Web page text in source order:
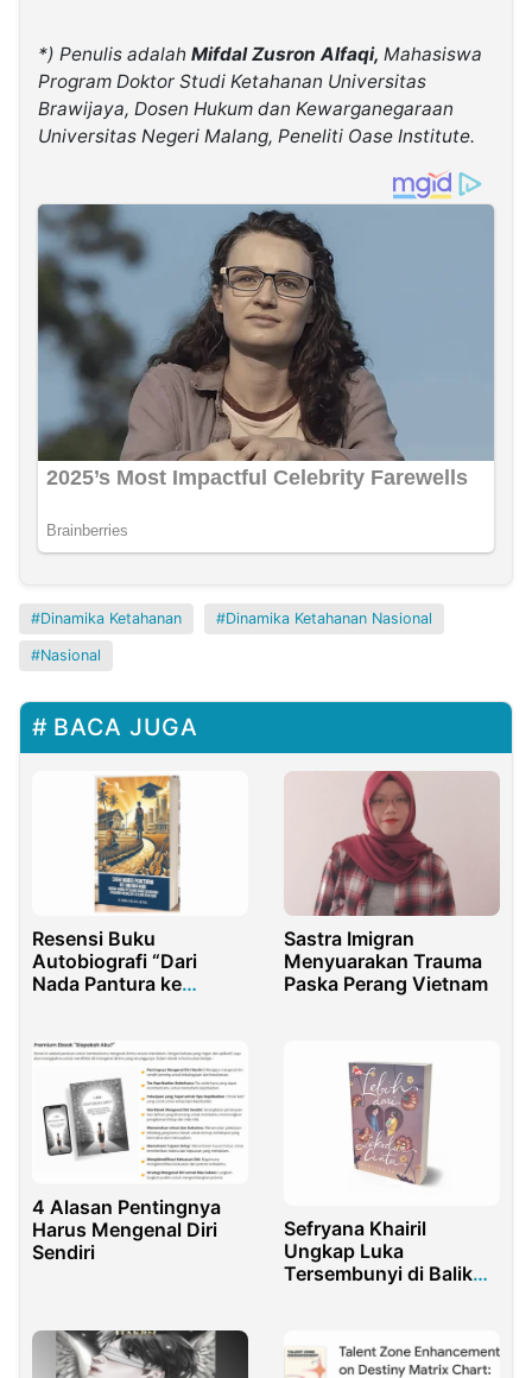
*) Penulis adalah Mifdal Zusron Alfaqi, Mahasiswa
Program Doktor Studi Ketahanan Universitas
Brawijaya, Dosen Hukum dan Kewarganegaraan
Universitas Negeri Malang, Peneliti Oase Institute.
Dinamika Ketahanan Dinamika Ketahanan Nasional
Nasional
BACA JUGA
Resensi Buku
Autobiografi “Dari
Nada Pantura ke
Daerah Menuju Gelar
Sastra Imigran
Menyuarakan Trauma
Paska Perang Vietnam
4 Alasan Pentingnya
Harus Mengenal Diri
Sendiri
Sefryana Khairil
Ungkap Luka
Tersembunyi di Balik
Depresi
Pascamelahirkan